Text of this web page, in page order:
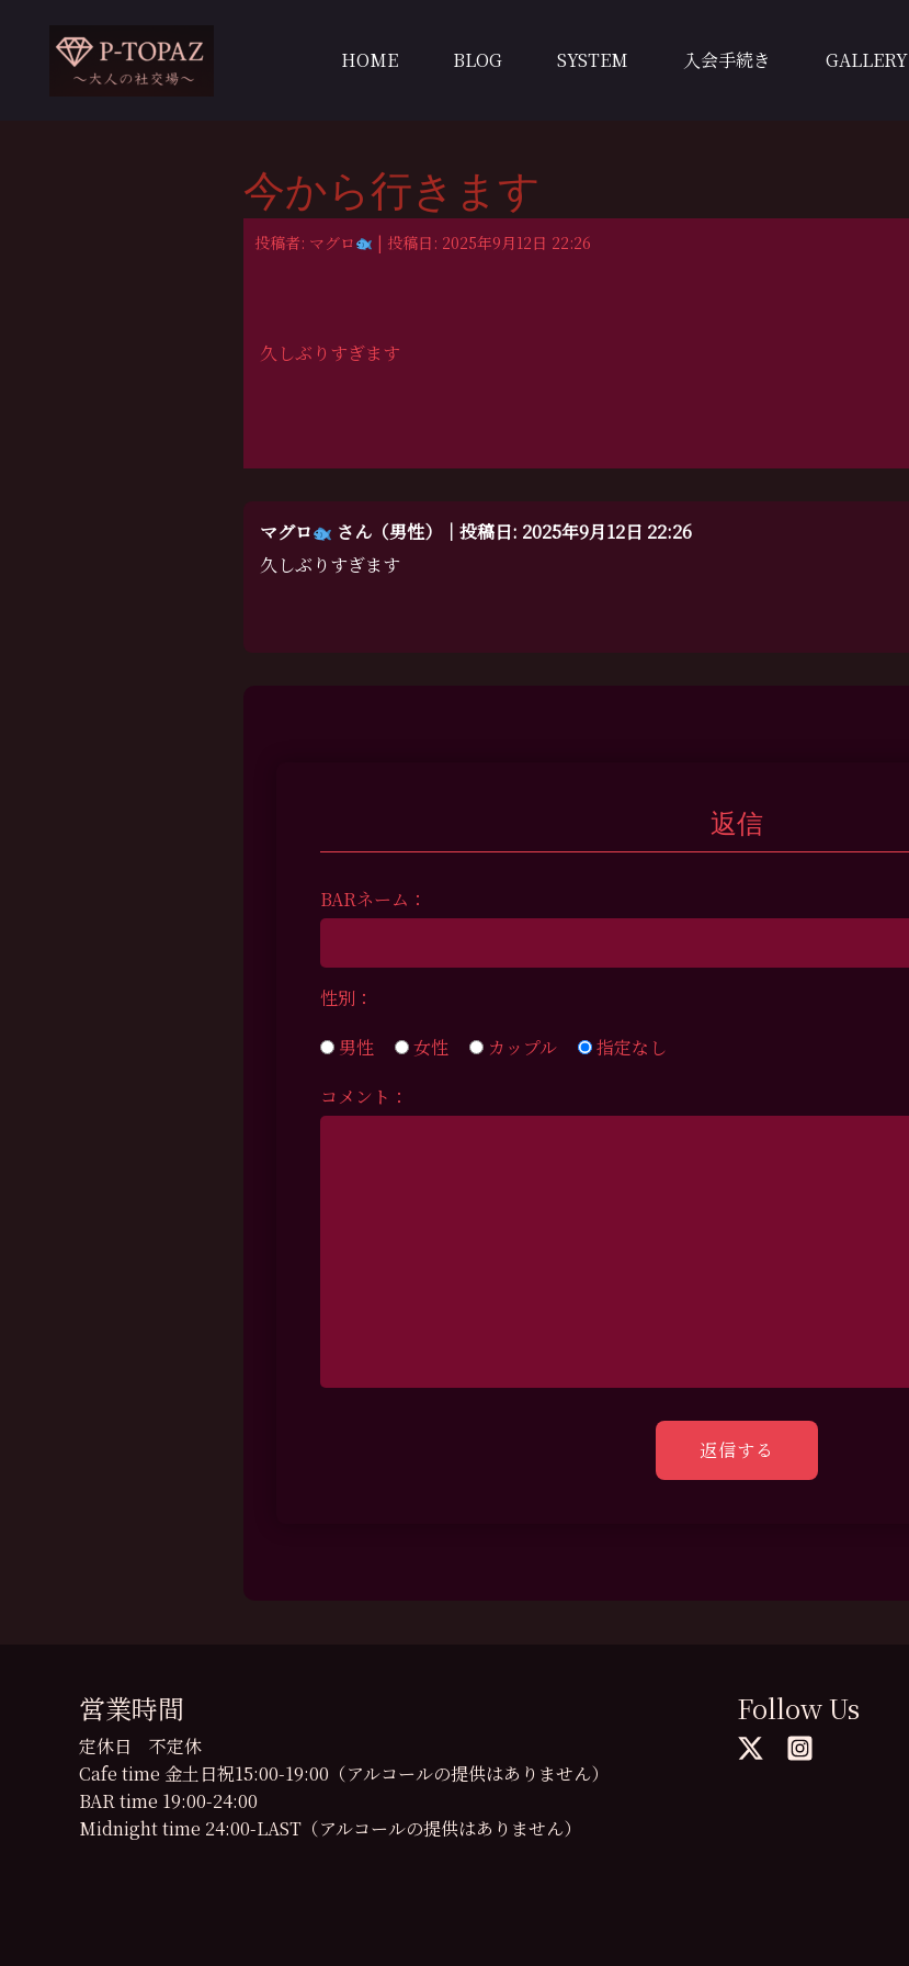
HOME BLOG SYSTEM 入会手続き GALLERY
今から行きます
投稿者: マグロ | 投稿日: 2025年9月12日 22:26
久しぶりすぎます
マグロ
さん（男性）｜投稿日: 2025年9月12日 22:26
久しぶりすぎます
返信
BARネーム：
性別：
男性
女性 カップル
指定なし
コメント：
営業時間
定休日 不定休
Cafe time 金土日祝15:00-19:00（アルコールの提供はありません）
BAR time 19:00-24:00
Midnight time 24:00-LAST（アルコールの提供はありません）
Follow Us